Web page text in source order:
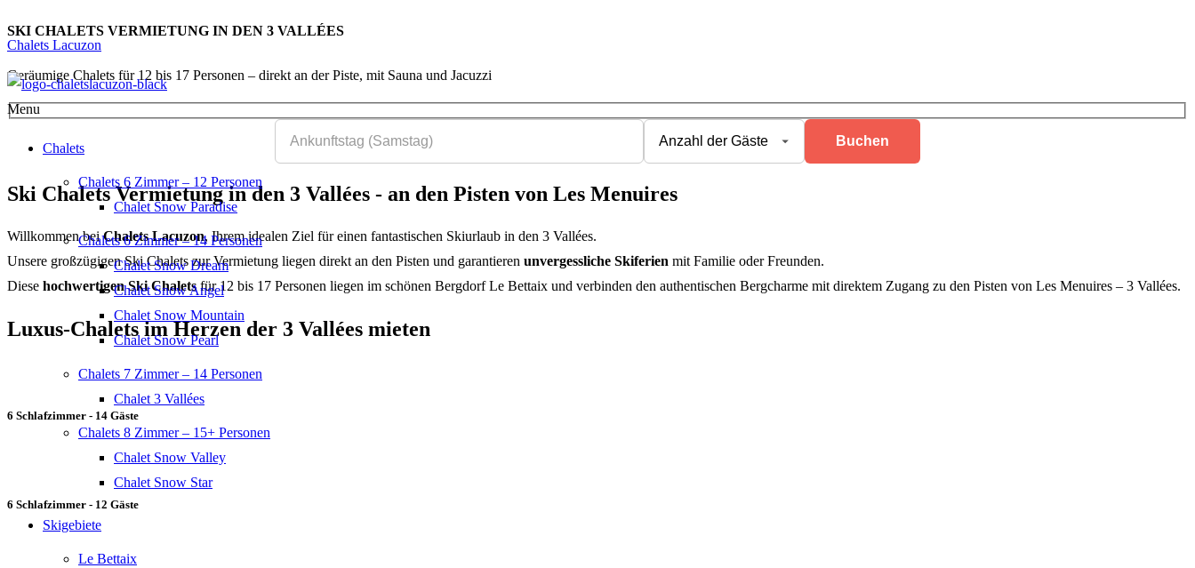
Chalets Lacuzon
Menu
Chalets
Chalets 6 Zimmer – 12 Personen
Chalet Snow Paradise
Chalets 6 Zimmer – 14 Personen
Chalet Snow Dream
Chalet Snow Angel
Chalet Snow Mountain
Chalet Snow Pearl
Chalets 7 Zimmer – 14 Personen
Chalet 3 Vallées
Chalets 8 Zimmer – 15+ Personen
Chalet Snow Valley
Chalet Snow Star
Skigebiete
Le Bettaix
SKI CHALETS VERMIETUNG IN DEN 3 VALLÉES
Geräumige Chalets für 12 bis 17 Personen – direkt an der Piste, mit Sauna und Jacuzzi
Ski Chalets Vermietung in den 3 Vallées - an den Pisten von Les Menuires
Willkommen beiChalets Lacuzon, Ihrem idealen Ziel für einen fantastischen Skiurlaub in den 3 Vallées.
Unsere großzügigen Ski Chalets zur Vermietung liegen direkt an den Pisten und garantieren unvergessliche Skiferien mit Familie oder Freunden.
Diese hochwertigen Ski Chalets für 12 bis 17 Personen liegen im schönen Bergdorf Le Bettaix und verbinden den authentischen Bergcharme mit direktem Zugang zu den Pisten von Les Menuires – 3 Vallées.
Luxus-Chalets im Herzen der 3 Vallées mieten
6 Schlafzimmer - 14 Gäste
6 Schlafzimmer - 12 Gäste